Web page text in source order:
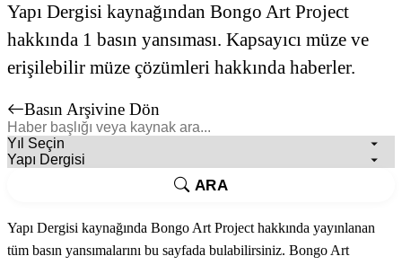
Yapı Dergisi kaynağından Bongo Art Project
hakkında 1 basın yansıması. Kapsayıcı müze ve
erişilebilir müze çözümleri hakkında haberler.
Basın Arşivine Dön
ARA
Yapı Dergisi kaynağında Bongo Art Project hakkında yayınlanan
tüm basın yansımalarını bu sayfada bulabilirsiniz. Bongo Art